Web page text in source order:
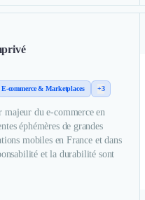
E-commerce & Marketplaces +3
du e-commerce en
éphémères de grandes
mobiles en France et dans
et la durabilité sont